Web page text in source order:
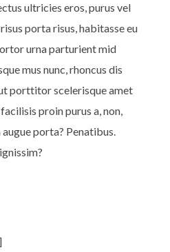
ultricies eros, purus vel
porta risus, habitasse eu
urna parturient mid
mus nunc, rhoncus dis
porttitor scelerisque amet
proin purus a, non,
porta? Penatibus.